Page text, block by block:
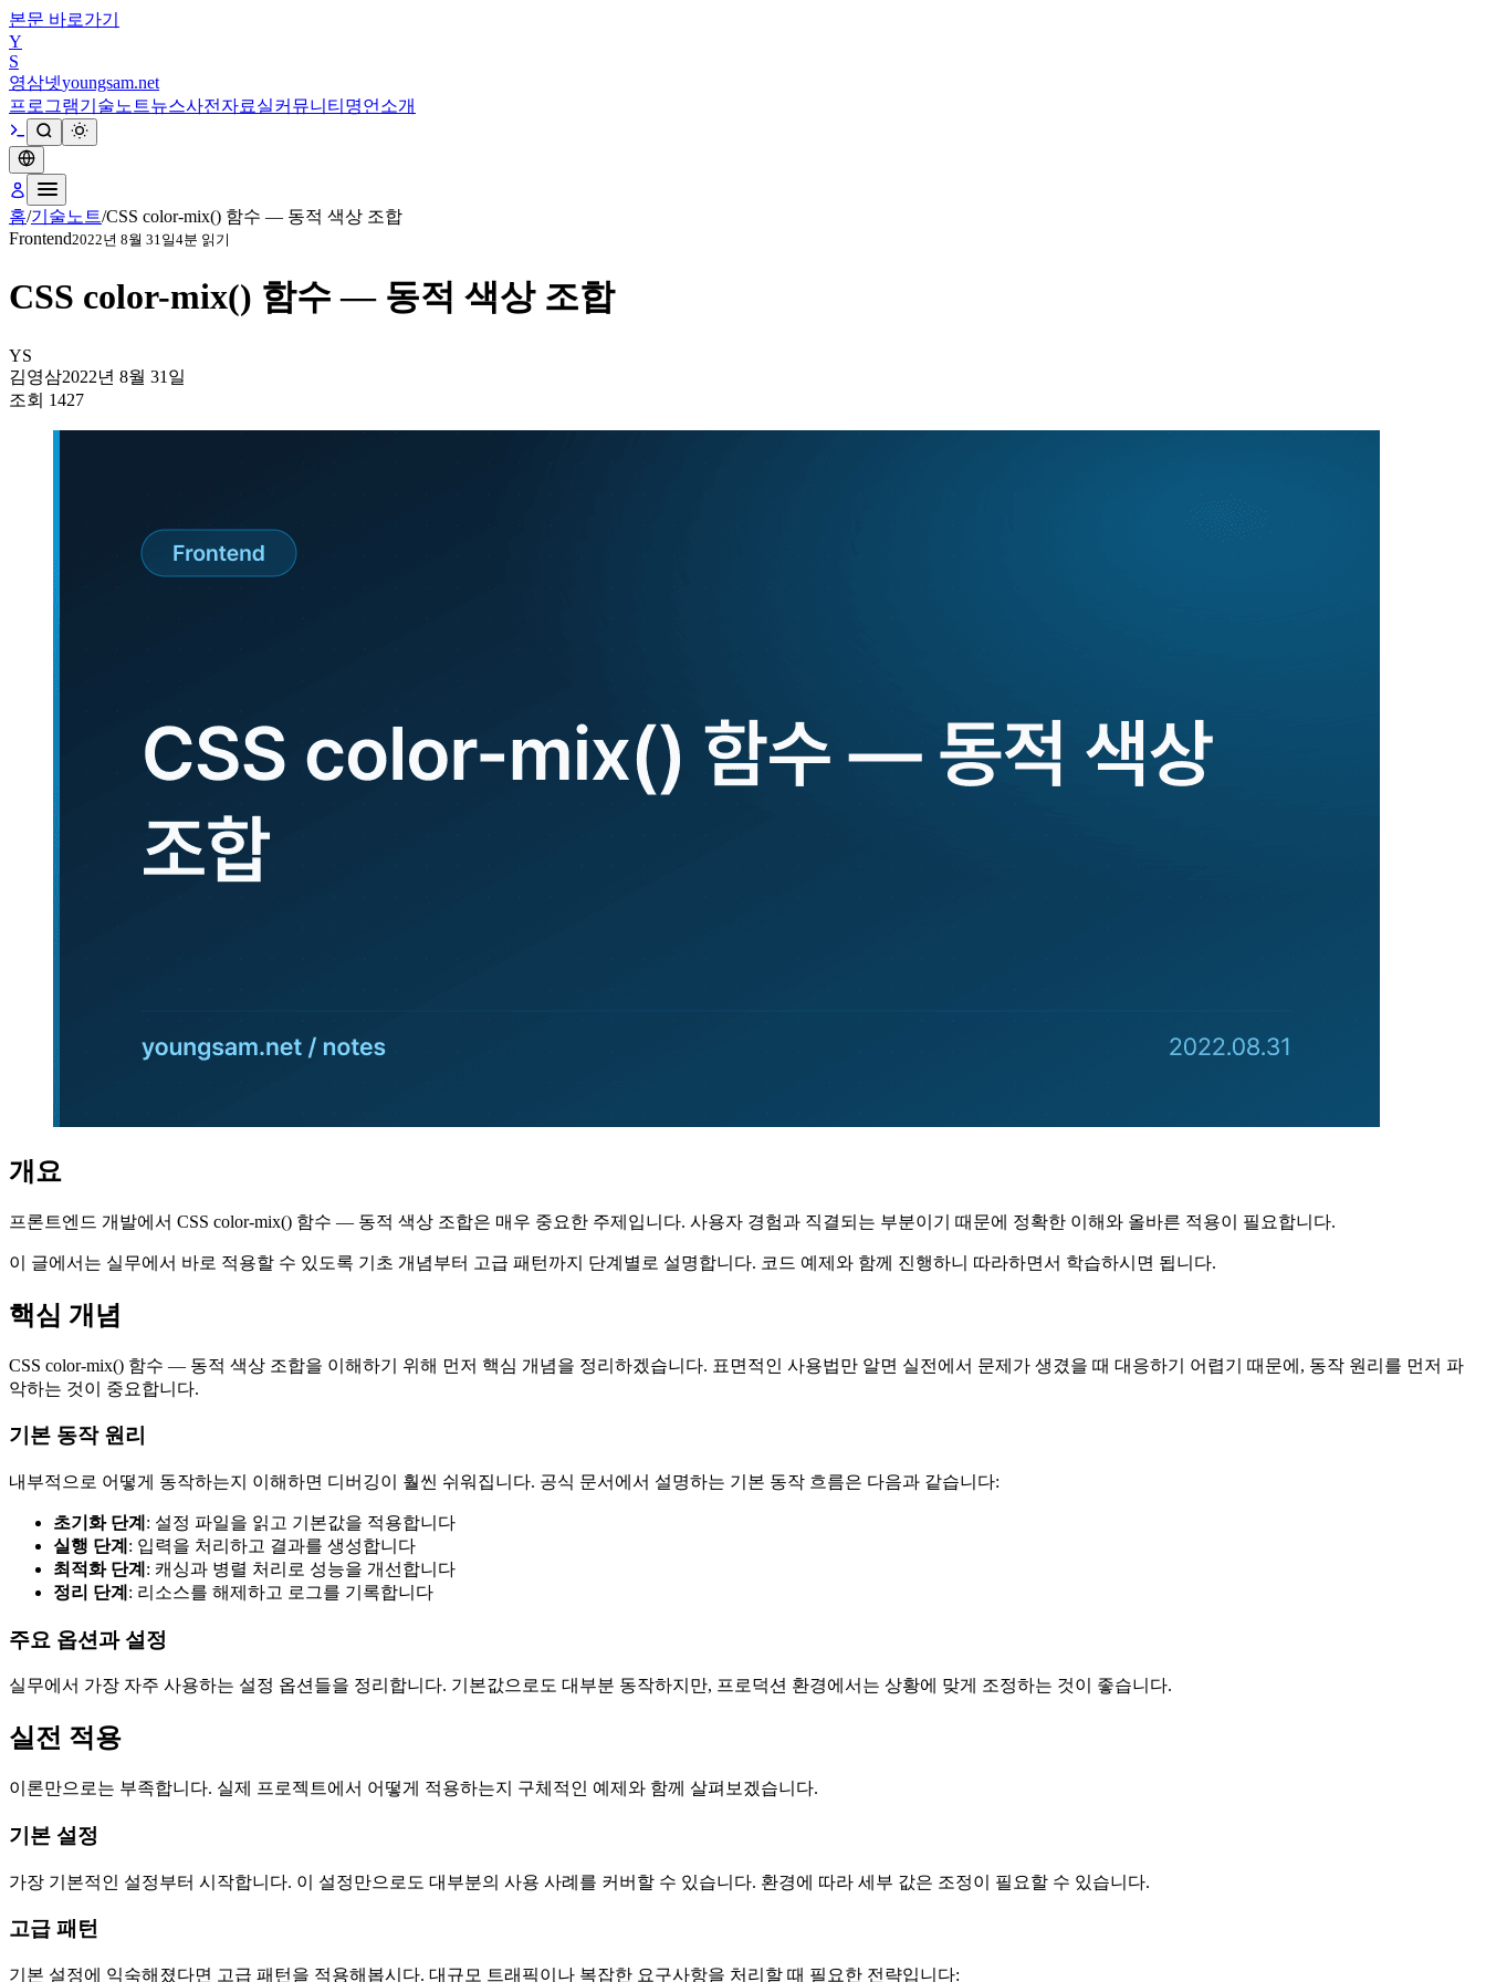
본문 바로가기
Y
S
영삼넷youngsam.net
프로그램기술노트뉴스사전 자료실커뮤니티 명언 소개
홈/기술노트/CSS color-mix() 함수 — 동적 색상 조합
Frontend2022년 8월 31일4분 읽기
CSS color-mix() 함수 — 동적 색상 조합
YS
김영삼2022년 8월 31일
조회 1427
개요
프론트엔드 개발에서 CSS color-mix() 함수 — 동적 색상 조합은 매우 중요한 주제입니다. 사용자 경험과 직결되는 부분이기 때문에 정확한 이해와 올바른 적용이 필요합니다.
이 글에서는 실무에서 바로 적용할 수 있도록 기초 개념부터 고급 패턴까지 단계별로 설명합니다. 코드 예제와 함께 진행하니 따라하면서 학습하시면 됩니다.
핵심 개념
CSS color-mix() 함수 — 동적 색상 조합을 이해하기 위해 먼저 핵심 개념을 정리하겠습니다. 표면적인 사용법만 알면 실전에서 문제가 생겼을 때 대응하기 어렵기 때문에, 동작 원리를 먼저 파
악하는 것이 중요합니다.
기본 동작 원리
내부적으로 어떻게 동작하는지 이해하면 디버깅이 훨씬 쉬워집니다. 공식 문서에서 설명하는 기본 동작 흐름은 다음과 같습니다:
초기화 단계 : 설정 파일을 읽고 기본값을 적용합니다
실행 단계 : 입력을 처리하고 결과를 생성합니다
최적화 단계 : 캐싱과 병렬 처리로 성능을 개선합니다
정리 단계 : 리소스를 해제하고 로그를 기록합니다
주요 옵션과 설정
실무에서 가장 자주 사용하는 설정 옵션들을 정리합니다. 기본값으로도 대부분 동작하지만, 프로덕션 환경에서는 상황에 맞게 조정하는 것이 좋습니다.
실전 적용
이론만으로는 부족합니다. 실제 프로젝트에서 어떻게 적용하는지 구체적인 예제와 함께 살펴보겠습니다.
기본 설정
가장 기본적인 설정부터 시작합니다. 이 설정만으로도 대부분의 사용 사례를 커버할 수 있습니다. 환경에 따라 세부 값은 조정이 필요할 수 있습니다.
고급 패턴
기본 설정에 익숙해졌다면 고급 패턴을 적용해봅시다. 대규모 트래픽이나 복잡한 요구사항을 처리할 때 필요한 전략입니다: